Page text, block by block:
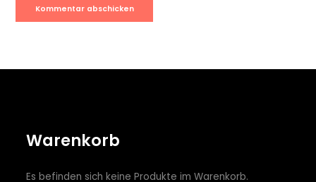
Warenkorb
Es befinden sich keine Produkte im Warenkorb.